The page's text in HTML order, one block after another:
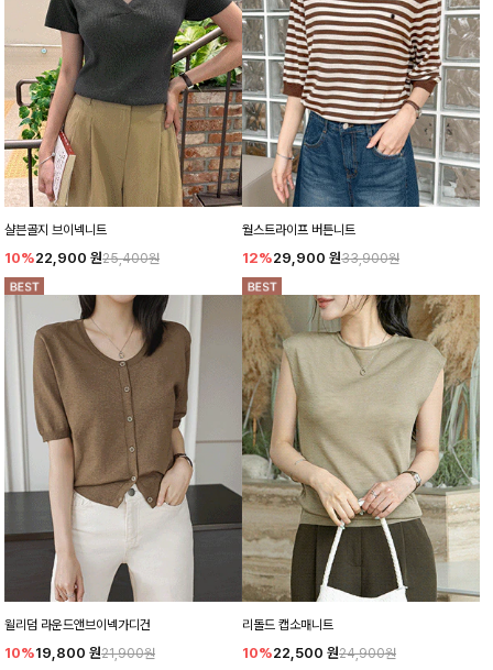
샬븐골지 브이넥니트
10%22,900 원25,400원
월스트라이프 버튼니트
12%29,900 원33,900원
윌리덤 라운드앤브이넥가디건
10%19,800 원21,900원
리돌드 캡소매니트
10%22,500 원24,900원